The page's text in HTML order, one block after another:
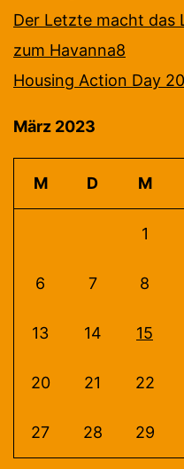
Der Letzte macht das
zum Havanna8
Housing Action Day
März 2023
M D M
1
6 7 8
13 14 15
20 21 22
27 28 29